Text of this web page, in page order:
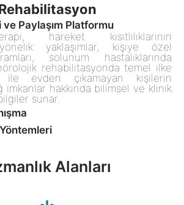
ve Paylaşım Platformu
hareket kısıtlılıklarının
yaklaşımlar, kişiye özel
solunum hastalıklarında
rehabilitasyonda temel ilke
evden çıkamayan kişilerin
imkanlar hakkında bilimsel ve klinik
sunar.
Alanları